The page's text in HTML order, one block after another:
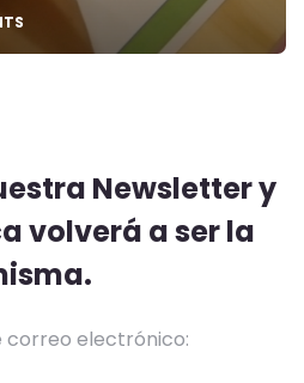
Newsletter y
volverá a ser la
correo electrónico: